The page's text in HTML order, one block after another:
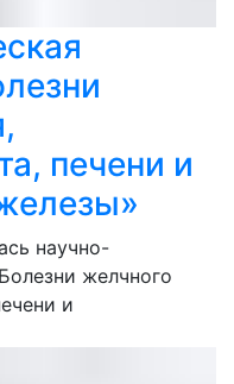
печени и
научно-
желчного
и